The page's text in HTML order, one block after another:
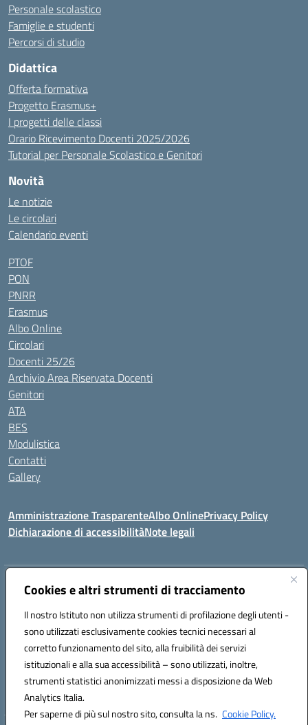
Cookies e altri strumenti di tracciamento
Il nostro Istituto non utilizza strumenti di profilazione degli utenti -
sono utilizzati esclusivamente cookies tecnici necessari al
corretto funzionamento del sito, alla fruibilità dei servizi
istituzionali e alla sua accessibilità – sono utilizzati, inoltre,
strumenti statistici anonimizzati messi a disposizione da Web
Analytics Italia.
Per saperne di più sul nostro sito, consulta la ns. Cookie Policy.
Personale scolastico
Famiglie e studenti
Percorsi di studio
Didattica
Offerta formativa
Progetto Erasmus+
I progetti delle classi
Orario Ricevimento Docenti 2025/2026
Tutorial per Personale Scolastico e Genitori
Novità
Le notizie
Le circolari
Calendario eventi
PTOF
PON
PNRR
Erasmus
Albo Online
Circolari
Docenti 25/26
Archivio Area Riservata Docenti
Genitori
ATA
BES
Modulistica
Contatti
Gallery
Amministrazione TrasparenteAlbo OnlinePrivacy Policy
Dichiarazione di accessibilitàNote legali
Indirizzo:Via Coniugi Crigna – Cap. 89861 – Tropea (VV)
Posta elettronica certificata (PEC):vvic82200d@pec.istruzione.it
Codice fiscale: 96012410799
Codice meccanografico:VVIC82200D
Codice Indice delle Pubbliche Amministrazioni (IPA): istsc_vvic82200d
Codice unico di fatturazione (CUF): UFUKAE